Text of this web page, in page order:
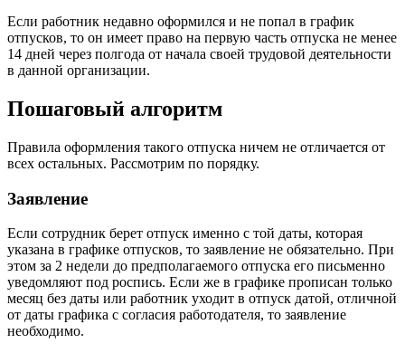
Если работник недавно оформился и не попал в график
отпусков, то он имеет право на первую часть отпуска не менее
14 дней через полгода от начала своей трудовой деятельности
в данной организации.
Пошаговый алгоритм
Правила оформления такого отпуска ничем не отличается от
всех остальных. Рассмотрим по порядку.
Заявление
Если сотрудник берет отпуск именно с той даты, которая
указана в графике отпусков, то заявление не обязательно. При
этом за 2 недели до предполагаемого отпуска его письменно
уведомляют под роспись. Если же в графике прописан только
месяц без даты или работник уходит в отпуск датой, отличной
от даты графика с согласия работодателя, то заявление
необходимо.